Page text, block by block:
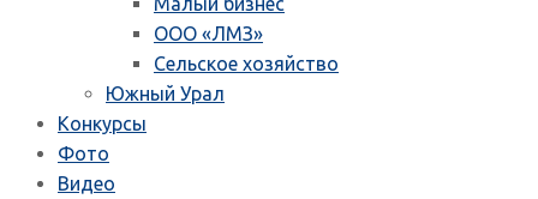
ООО «ЛМЗ»
Сельское хозяйство
Южный Урал
Конкурсы
Фото
Видео